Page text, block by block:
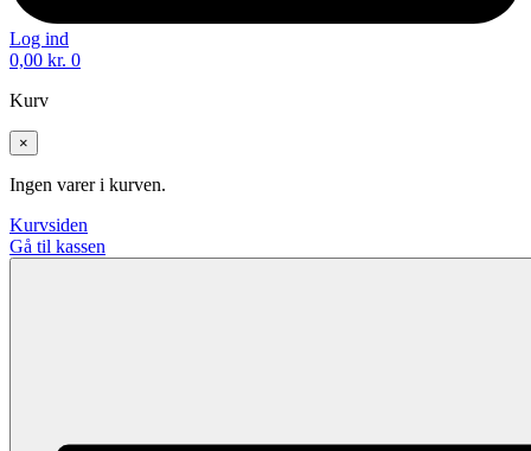
Log ind
0,00 kr. 0
Kurv
×
Ingen varer i kurven.
Kurvsiden
Gå til kassen